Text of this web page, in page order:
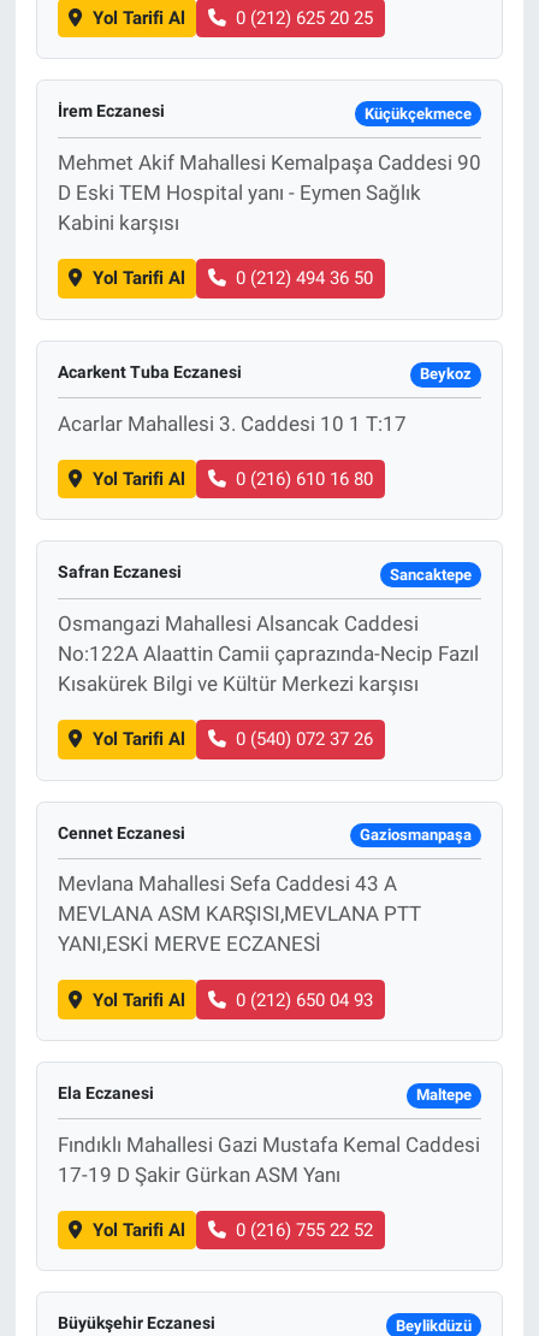
Yol Tarifi Al 0 (212) 625 20 25
İrem Eczanesi Küçükçekmece
Mehmet Akif Mahallesi Kemalpaşa Caddesi 90
D Eski TEM Hospital yanı - Eymen Sağlık
Kabini karşısı
Yol Tarifi Al 0 (212) 494 36 50
Acarkent Tuba Eczanesi Beykoz
Acarlar Mahallesi 3. Caddesi 10 1 T:17
Yol Tarifi Al 0 (216) 610 16 80
Safran Eczanesi Sancaktepe
Osmangazi Mahallesi Alsancak Caddesi
No:122A Alaattin Camii çaprazında-Necip Fazıl
Kısakürek Bilgi ve Kültür Merkezi karşısı
Yol Tarifi Al 0 (540) 072 37 26
Cennet Eczanesi Gaziosmanpaşa
Mevlana Mahallesi Sefa Caddesi 43 A
MEVLANA ASM KARŞISI,MEVLANA PTT
YANI,ESKİ MERVE ECZANESİ
Yol Tarifi Al 0 (212) 650 04 93
Ela Eczanesi Maltepe
Fındıklı Mahallesi Gazi Mustafa Kemal Caddesi
17-19 D Şakir Gürkan ASM Yanı
Yol Tarifi Al 0 (216) 755 22 52
Büyükşehir Eczanesi Beylikdüzü